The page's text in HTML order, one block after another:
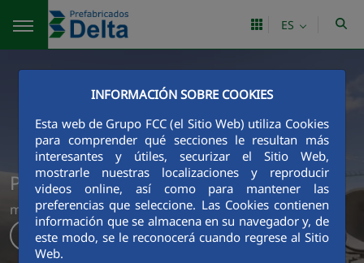
Saltar al contenido principal
INFORMACIÓN SOBRE COOKIES
Esta web de Grupo FCC (el Sitio Web) utiliza Cookies
para comprender qué secciones le resultan más
interesantes y útiles, securizar el Sitio Web,
mostrarle nuestras localizaciones y reproducir
videos online, así como para mantener las
preferencias que seleccione. Las Cookies contienen
información que se almacena en su navegador y, de
este modo, se le reconocerá cuando regrese al Sitio
Web.
ES
Prefabricados Delta
más de 50 años liderando soluciones en hormigón.
Descubre más